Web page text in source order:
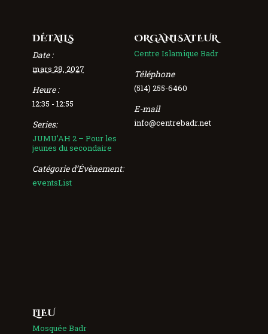
DÉTAILS
Date :
mars 28, 2027
Heure :
12:35 - 12:55
Series:
JUMU’AH 2 – Pour les
jeunes du secondaire
Catégorie d’Évènement:
eventsList
ORGANISATEUR
Centre Islamique Badr
Téléphone
(514) 255-6460
E-mail
info@centrebadr.net
LIEU
Mosquée Badr